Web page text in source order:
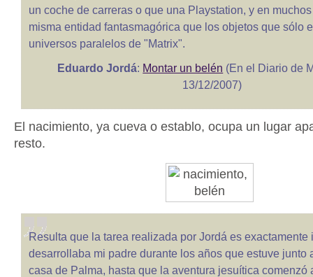
un coche de carreras o que una Playstation, y en
misma entidad fantasmagórica que los objetos que sólo
universos paralelos de "Matrix".
Eduardo Jordá: Montar un belén (En el Diario de
13/12/2007)
El nacimiento, ya cueva o establo, ocupa un lugar
resto.
Resulta que la tarea realizada por Jordá es exactamente
desarrollaba mi padre durante los años que estuve junto
casa de Palma, hasta que la aventura jesuítica comenzó